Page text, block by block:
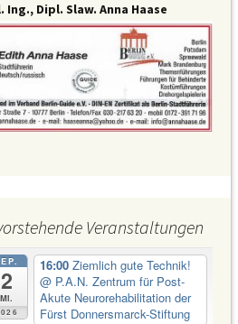
LINKE
FDP
SPD
Frau
Wegner
Abt Bauen
Abt Bürgerdienste
Abt Familie
Abt Ordnung
Demirbüken-Wegner
Abt Wirtschaft
Berlin
Kommentar
Kostenlose Pinnwand
Kultur/Kunst
Schule
Senioren
Sonstiges
Alles KiEZ
Ing., Dipl. Slaw. Anna Haase
Veranstaltungen
2
Mi.
16:00 Ziemlich gute Technik!
@ P.A.N. Zentrum für Post-
Akute Neurorehabilitation der
Fürst Donnersmarck-Stiftung